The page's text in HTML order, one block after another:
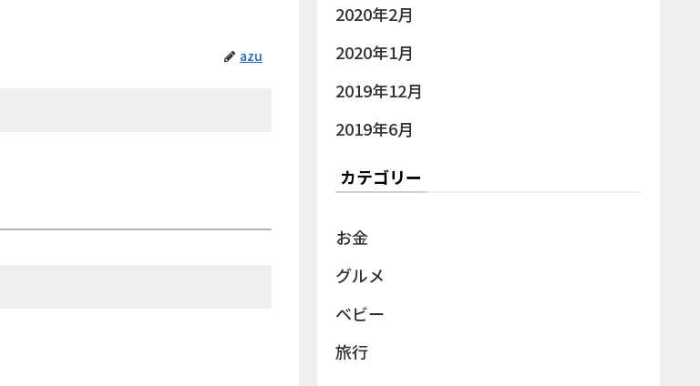
azu
2020年2月
2020年1月
2019年12月
2019年6月
カテゴリー
お金
グルメ
ベビー
旅行